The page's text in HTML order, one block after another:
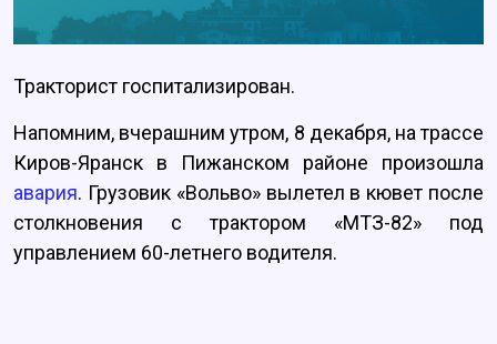
Тракторист госпитализирован.
Напомним, вчерашним утром, 8 декабря, на трассе
Киров-Яранск в Пижанском районе произошла
авария. Грузовик «Вольво» вылетел в кювет после
столкновения с трактором «МТЗ-82» под
управлением 60-летнего водителя.